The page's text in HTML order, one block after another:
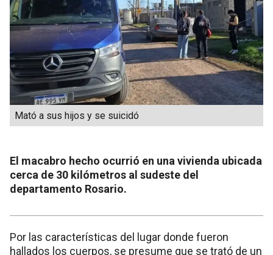
Mató a sus hijos y se suicidó
El macabro hecho ocurrió en una vivienda ubicada
cerca de 30 kilómetros al sudeste del
departamento Rosario.
Por las características del lugar donde fueron
hallados los cuerpos, se presume que se trató de un